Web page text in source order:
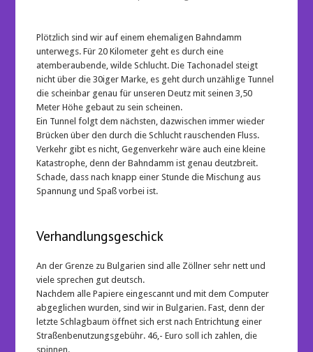
Plötzlich sind wir auf einem ehemaligen Bahndamm
unterwegs. Für 20 Kilometer geht es durch eine
atemberaubende, wilde Schlucht. Die Tachonadel steigt
nicht über die 30iger Marke, es geht durch unzählige Tunnel
die scheinbar genau für unseren Deutz mit seinen 3,50
Meter Höhe gebaut zu sein scheinen.
Ein Tunnel folgt dem nächsten, dazwischen immer wieder
Brücken über den durch die Schlucht rauschenden Fluss.
Verkehr gibt es nicht, Gegenverkehr wäre auch eine kleine
Katastrophe, denn der Bahndamm ist genau deutzbreit.
Schade, dass nach knapp einer Stunde die Mischung aus
Spannung und Spaß vorbei ist.
Verhandlungsgeschick
An der Grenze zu Bulgarien sind alle Zöllner sehr nett und
viele sprechen gut deutsch.
Nachdem alle Papiere eingescannt und mit dem Computer
abgeglichen wurden, sind wir in Bulgarien. Fast, denn der
letzte Schlagbaum öffnet sich erst nach Entrichtung einer
Straßenbenutzungsgebühr. 46,- Euro soll ich zahlen, die
spinnen.